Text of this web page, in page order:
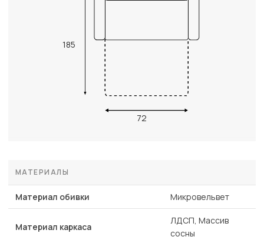
185
72
МАТЕРИАЛЫ
Материал обивки Микровельвет
Материал каркаса
ЛДСП, Массив
сосны